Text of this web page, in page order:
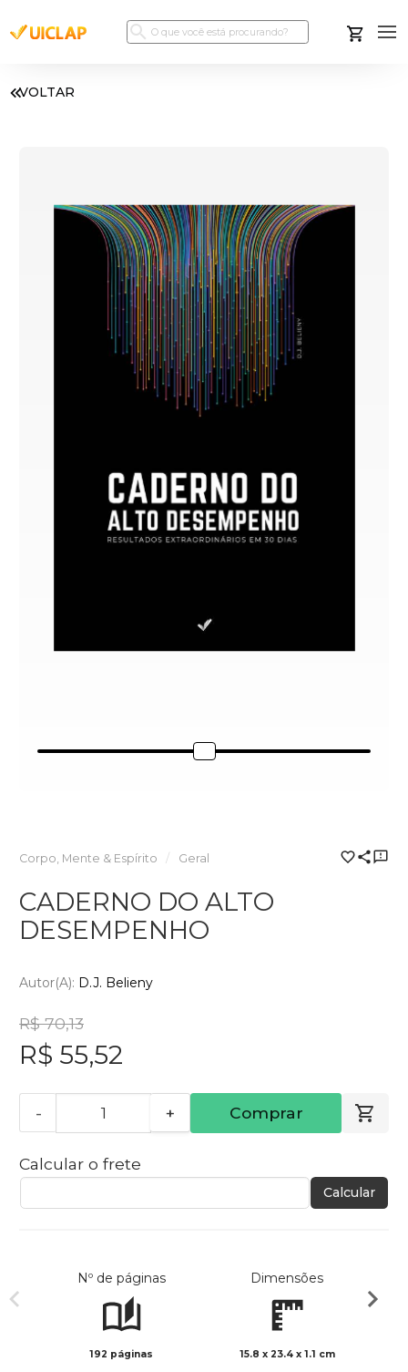
VOLTAR
Corpo, Mente & Espírito Geral
CADERNO DO ALTO
DESEMPENHO
Autor(a): D.J. Belieny
R$ 70,13
R$ 55,52
- + Comprar
Calcular o frete
Calcular
Nº de páginas
192 páginas
Dimensões
15.8 x 23.4 x 1.1 cm